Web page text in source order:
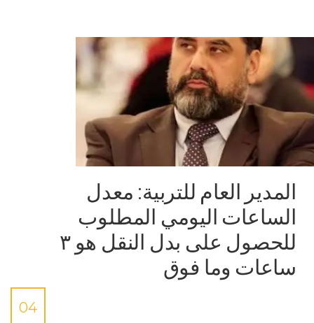
المدير العام للتربية: معدل
الساعات اليومي المطلوب
للحصول على بدل النقل هو ٣
ساعات وما فوق
04